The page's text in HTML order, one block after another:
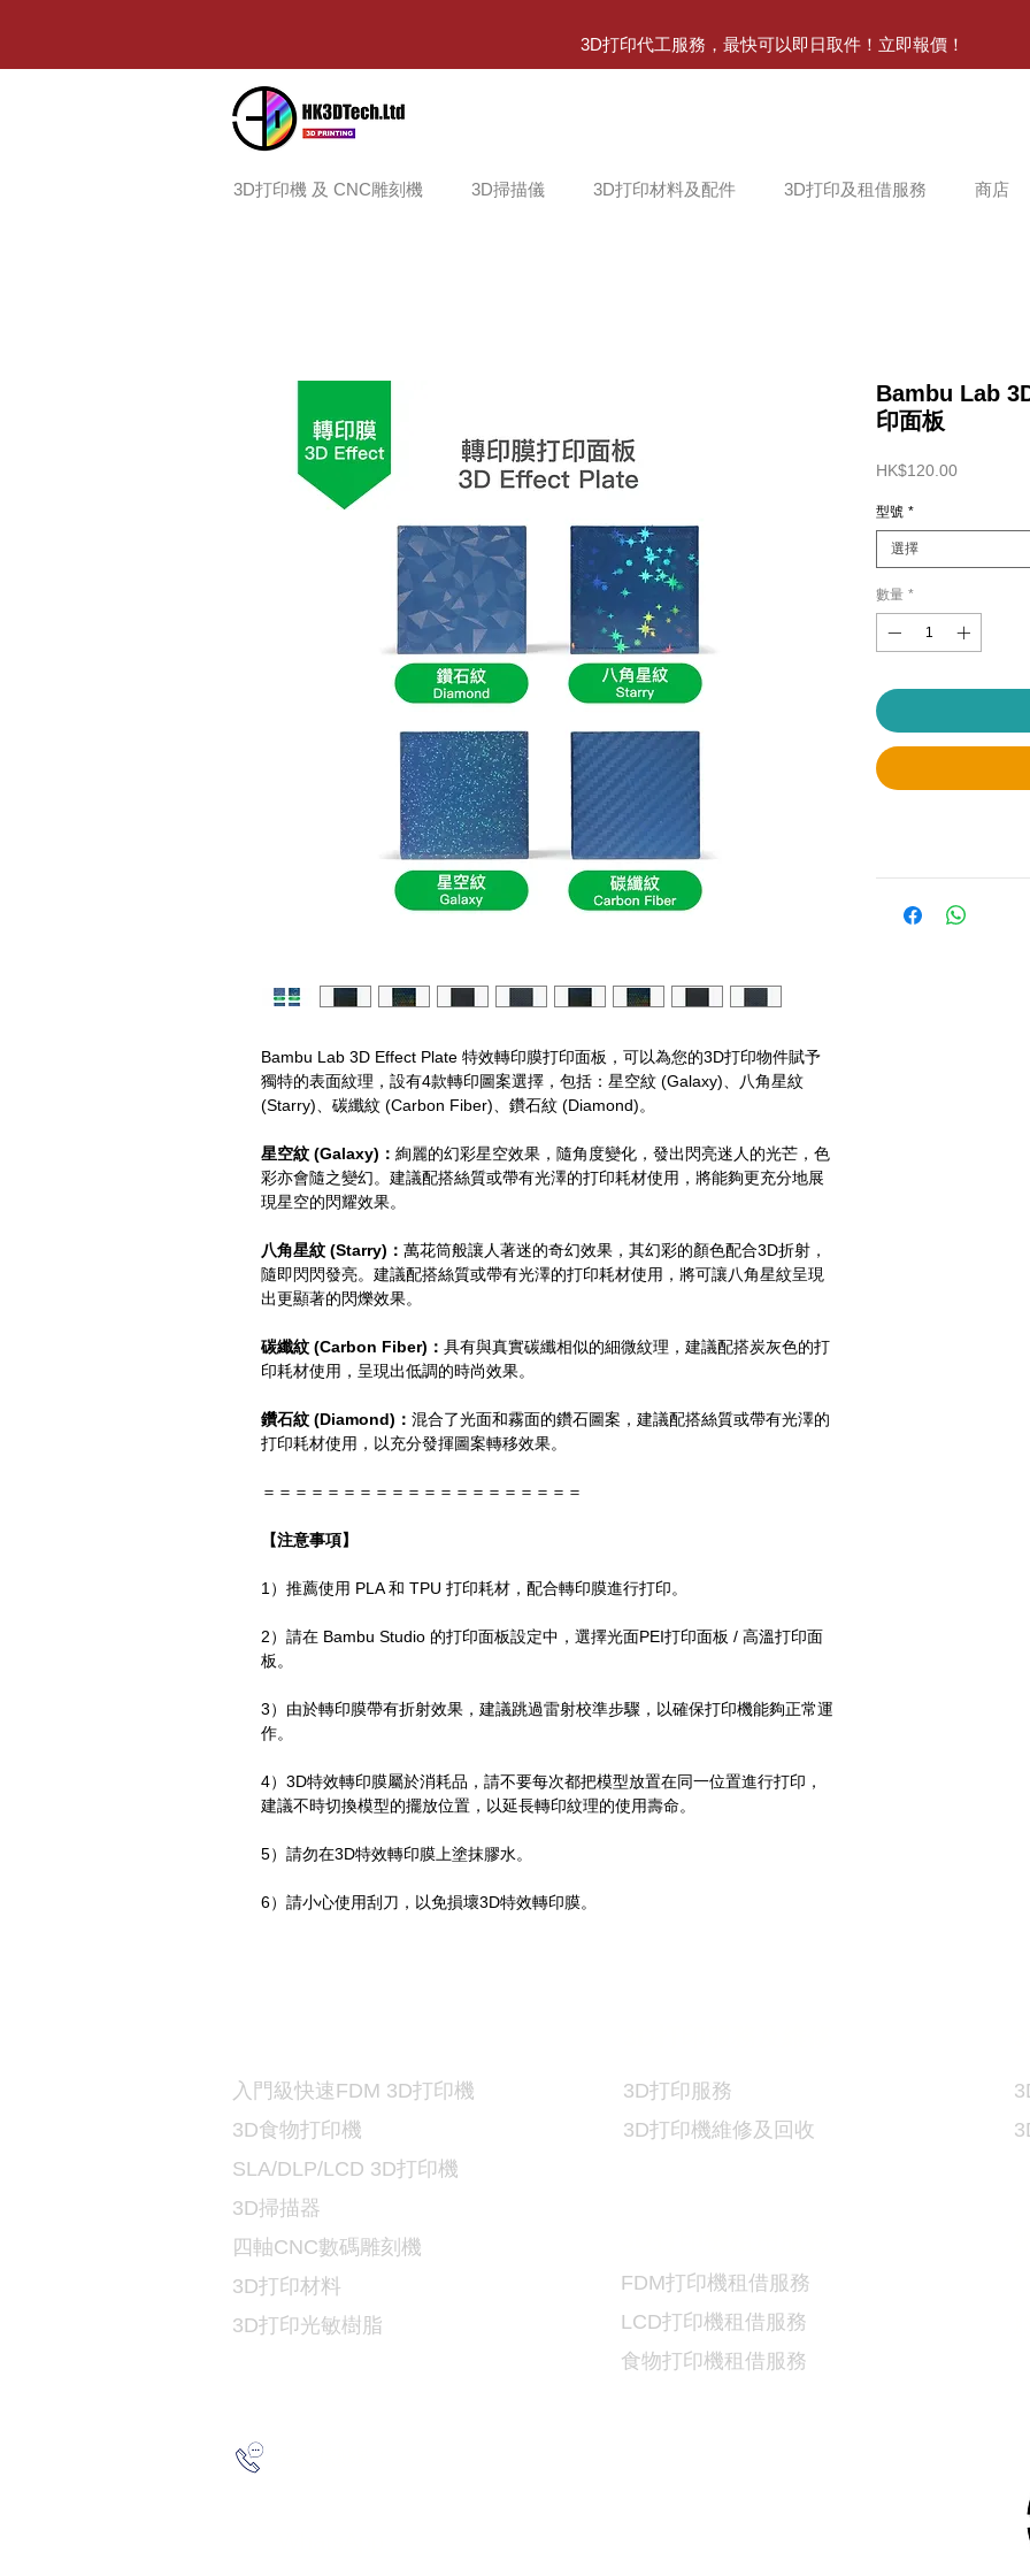
3D打印代工服務，最快可以即日取件！立即報價！
3D打印機 及 CNC雕刻機 3D掃描儀 3D打印材料及配件 3D打印及租借服務 商店
Bambu Lab 3D Effect Plate 特效轉印膜打印面板，可以為您的3D打印物件賦予
獨特的表面紋理，設有4款轉印圖案選擇，包括：星空紋 (Galaxy)、八角星紋
(Starry)、碳纖紋 (Carbon Fiber)、鑽石紋 (Diamond)。
星空紋 (Galaxy)： 絢麗的幻彩星空效果，隨角度變化，發出閃亮迷人的光芒，色
彩亦會隨之變幻。建議配搭絲質或帶有光澤的打印耗材使用，將能夠更充分地展
現星空的閃耀效果。
八角星紋 (Starry)： 萬花筒般讓人著迷的奇幻效果，其幻彩的顏色配合3D折射，
隨即閃閃發亮。建議配搭絲質或帶有光澤的打印耗材使用，將可讓八角星紋呈現
出更顯著的閃爍效果。
碳纖紋 (Carbon Fiber)： 具有與真實碳纖相似的細微紋理，建議配搭炭灰色的打
印耗材使用，呈現出低調的時尚效果。
鑽石紋 (Diamond)： 混合了光面和霧面的鑽石圖案，建議配搭絲質或帶有光澤的
打印耗材使用，以充分發揮圖案轉移效果。
＝＝＝＝＝＝＝＝＝＝＝＝＝＝＝＝＝＝＝＝
【注意事項】
1）推薦使用 PLA 和 TPU 打印耗材，配合轉印膜進行打印。
2）請在 Bambu Studio 的打印面板設定中，選擇光面PEI打印面板 / 高溫打印面
板。
3）由於轉印膜帶有折射效果，建議跳過雷射校準步驟，以確保打印機能夠正常運
作。
4）3D特效轉印膜屬於消耗品，請不要每次都把模型放置在同一位置進行打印，
建議不時切換模型的擺放位置，以延長轉印紋理的使用壽命。
5）請勿在3D特效轉印膜上塗抹膠水。
6）請小心使用刮刀，以免損壞3D特效轉印膜。
Bambu Lab
印面板
HK$120.00價
型號 *
選擇
數量 *
入門級快速FDM 3D打印機
3D食物打印機
SLA/DLP/LCD 3D打印機
3D掃描器
​四軸CNC數碼雕刻機
3D打印材料
3D打印光敏樹脂
3D打印服務
3D打印機維修及回收
FDM打印機租借服務
LCD打印機租借服務
食物打印機租借服務